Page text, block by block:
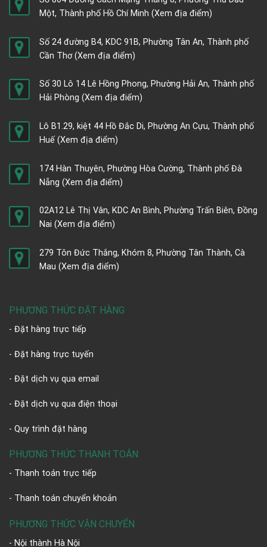
Một, Thành phố Hồ Chí Minh (Xem địa điểm)
Số 24 đường B4, KDC 91B, Phường Tân An, Thành phố
Cần Thơ(Xem địa điểm)
Số 30 Lô 14 Lê Hồng Phong, Phường Hải An, Thành phố
Hải Phòng (Xem địa điểm)
Lô B1.29, kiệt 44 Hồ Đắc Di, Phường An Cựu, Thành phố
Huế (Xem địa điểm)
174 Hàn Thuyên, Phường Hòa Cường, Thành phố Đà
Nẵng (Xem địa điểm)
02A12 Lê Thị Vân, KDC An Bình, Phường Trấn Biên, Đồng
Nai (Xem địa điểm)
279 Tôn Đức Thắng, Khóm 8, Phường Tân Thành, Cà
Mau (Xem địa điểm)
PHƯƠNG THỨC ĐẶT HÀNG
- Đặt hàng trực tiếp
- Đặt hàng trực tuyến
- Đặt dịch vụ qua email
- Đặt dịch vụ qua điện thoại
- Quy trình đặt hàng
PHƯƠNG THỨC THANH TOÁN
- Thanh toán trực tiếp
- Thanh toán chuyển khoản
PHƯƠNG THỨC VẬN CHUYỂN
- Nội thành Hà Nội